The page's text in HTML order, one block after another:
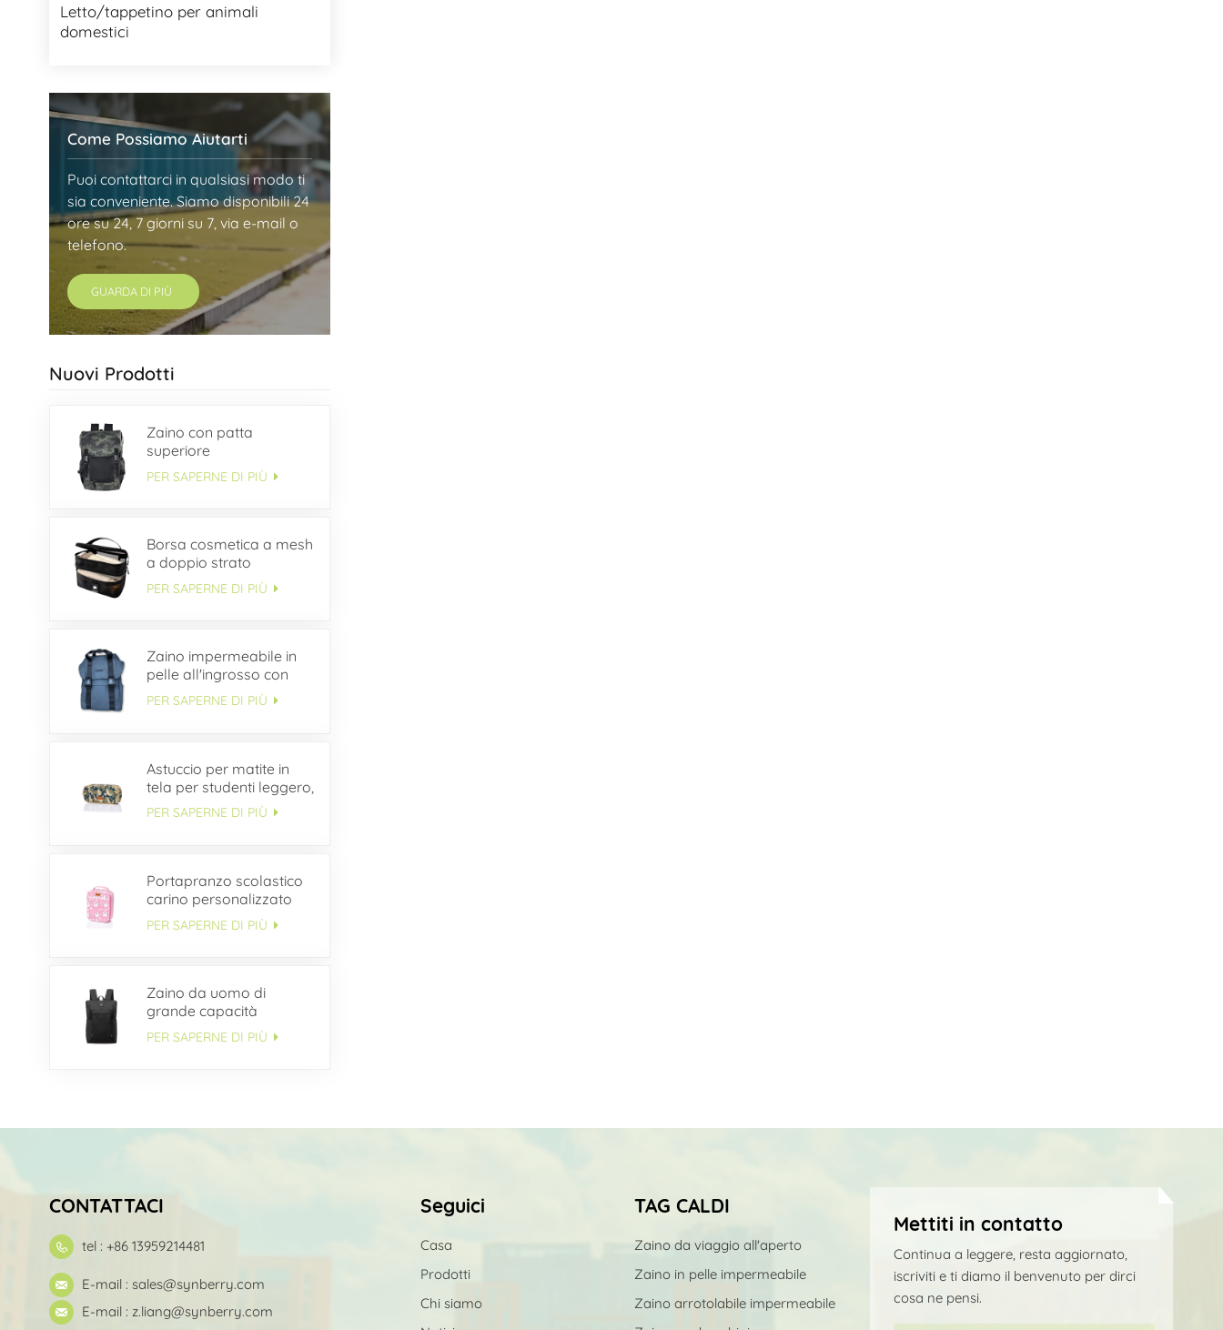
Letto/tappetino per animali
domestici
Come Possiamo Aiutarti
Puoi contattarci in qualsiasi modo ti
sia conveniente. Siamo disponibili 24
ore su 24, 7 giorni su 7, via e-mail o
telefono.
GUARDA DI PIÙ
Nuovi Prodotti
Zaino con patta
superiore
PER SAPERNE DI PIÙ
Borsa cosmetica a mesh
a doppio strato
PER SAPERNE DI PIÙ
Zaino impermeabile in
pelle all'ingrosso con
patta con fibbia
PER SAPERNE DI PIÙ
Astuccio per matite in
tela per studenti leggero,
semplice e durevole
ODM
PER SAPERNE DI PIÙ
Portapranzo scolastico
carino personalizzato
per bambini
PER SAPERNE DI PIÙ
Zaino da uomo di
grande capacità
multitasche OEM
PER SAPERNE DI PIÙ
CONTATTACI
tel : +86 13959214481
E-mail : sales@synberry.com
E-mail : z.liang@synberry.com
Seguici
Casa
Prodotti
Chi siamo
TAG CALDI
Zaino da viaggio all'aperto
Zaino in pelle impermeabile
Zaino arrotolabile impermeabile
Mettiti in contatto
Continua a leggere, resta aggiornato,
iscriviti e ti diamo il benvenuto per dirci
cosa ne pensi.